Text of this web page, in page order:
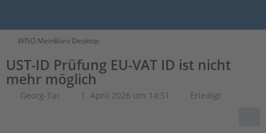
WISO MeinBüro Desktop
UST-ID Prüfung EU-VAT ID ist nicht
mehr möglich
Georg-Tac 1. April 2026 um 14:51 Erledigt